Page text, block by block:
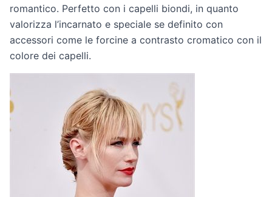
romantico. Perfetto con i capelli biondi, in quanto
valorizza l’incarnato e speciale se definito con
accessori come le forcine a contrasto cromatico con il
colore dei capelli.